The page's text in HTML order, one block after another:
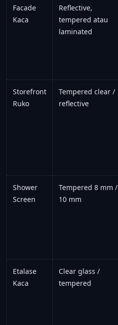
Facade
Kaca
Reflective,
tempered atau
laminated
Storefront
Ruko
Tempered clear /
reflective
Shower
Screen
Tempered 8 mm /
10 mm
Etalase
Kaca
Clear glass /
tempered